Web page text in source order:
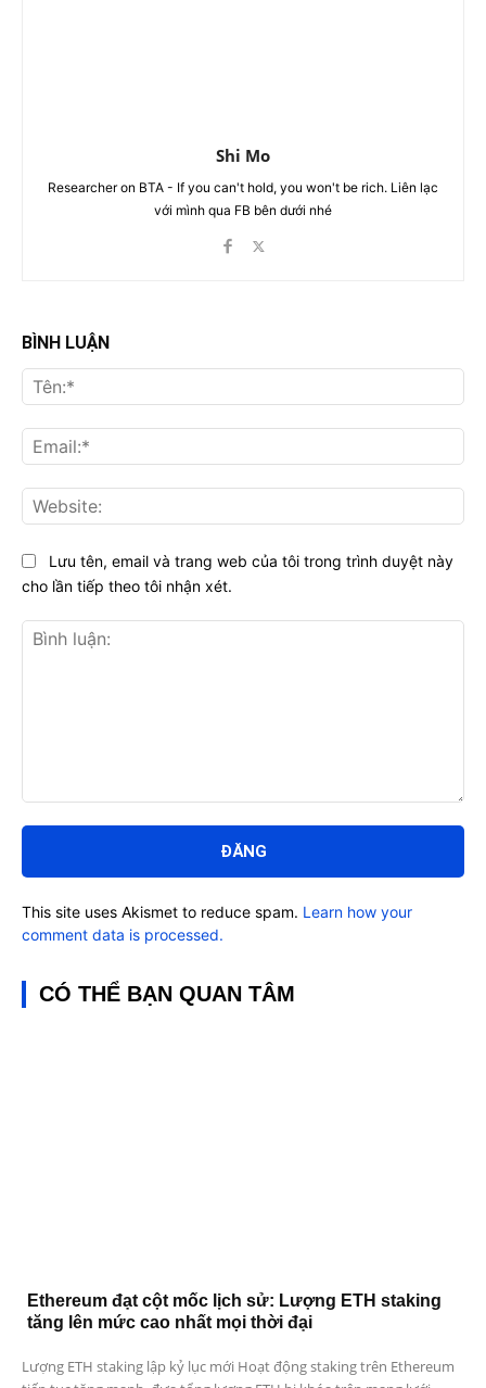
Shi Mo
Researcher on BTA - If you can't hold, you won't be rich. Liên lạc
với mình qua FB bên dưới nhé
BÌNH LUẬN
luận:
Lưu tên, email và trang web của tôi trong trình duyệt này
cho lần tiếp theo tôi nhận xét.
This site uses Akismet to reduce spam. Learn how your
comment data is processed.
CÓ THỂ BẠN QUAN TÂM
Ethereum đạt cột mốc lịch sử: Lượng ETH staking
tăng lên mức cao nhất mọi thời đại
Lượng ETH staking lập kỷ lục mới Hoạt động staking trên Ethereum